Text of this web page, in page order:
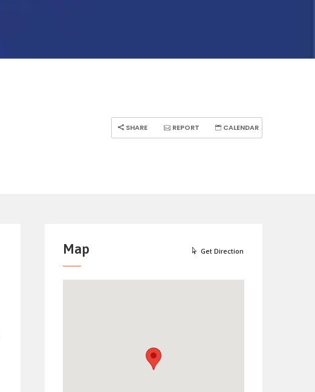
SHARE REPORT CALENDAR
Map Get Direction